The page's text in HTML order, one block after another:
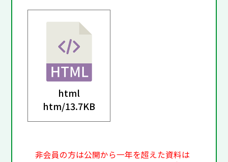
html
htm/13.7KB
非会員の方は公開から一年を超えた資料は